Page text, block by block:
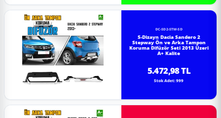
DC-SD2-STW-SD
S-Dizayn Dacia Sandero 2
Stepway Ön ve Arka Tampon
Koruma Difüzör Seti 2013 Üzeri
A+ Kalite
5.472,98 TL
Stok Adet: 999